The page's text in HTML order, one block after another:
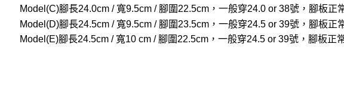
Model(C)腳長24.0cm / 寬9.5cm / 腳圍22.5cm，一般穿24.0 or 38號，腳板正
Model(D)腳長24.5cm / 寬9.5cm / 腳圍23.5cm，一般穿24.5 or 39號，腳板正
Model(E)腳長24.5cm / 寬10 cm / 腳圍22.5cm，一般穿24.5 or 39號，腳板正